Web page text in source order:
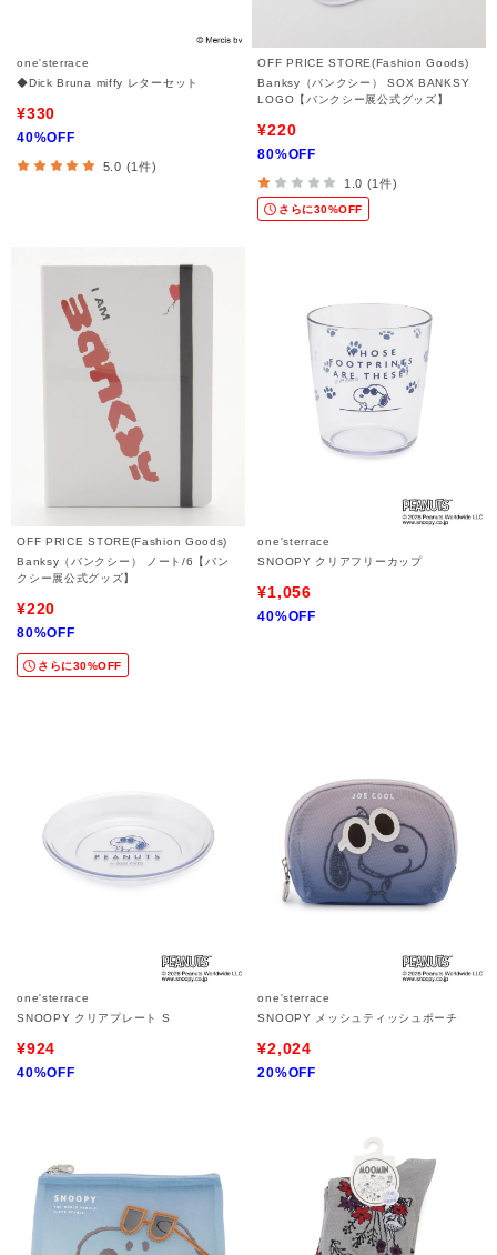
one'sterrace
◆Dick Bruna miffy レターセット
¥330
40%OFF
5.0 (1件)
OFF PRICE STORE(Fashion Goods)
Banksy（バンクシー） SOX BANKSY
LOGO【バンクシー展公式グッズ】
¥220
80%OFF
1.0 (1件)
さらに30%OFF
OFF PRICE STORE(Fashion Goods)
Banksy（バンクシー） ノート/6【バン
クシー展公式グッズ】
¥220
80%OFF
さらに30%OFF
one'sterrace
SNOOPY クリアフリーカップ
¥1,056
40%OFF
one'sterrace
SNOOPY クリアプレート S
¥924
40%OFF
one'sterrace
SNOOPY メッシュティッシュポーチ
¥2,024
20%OFF